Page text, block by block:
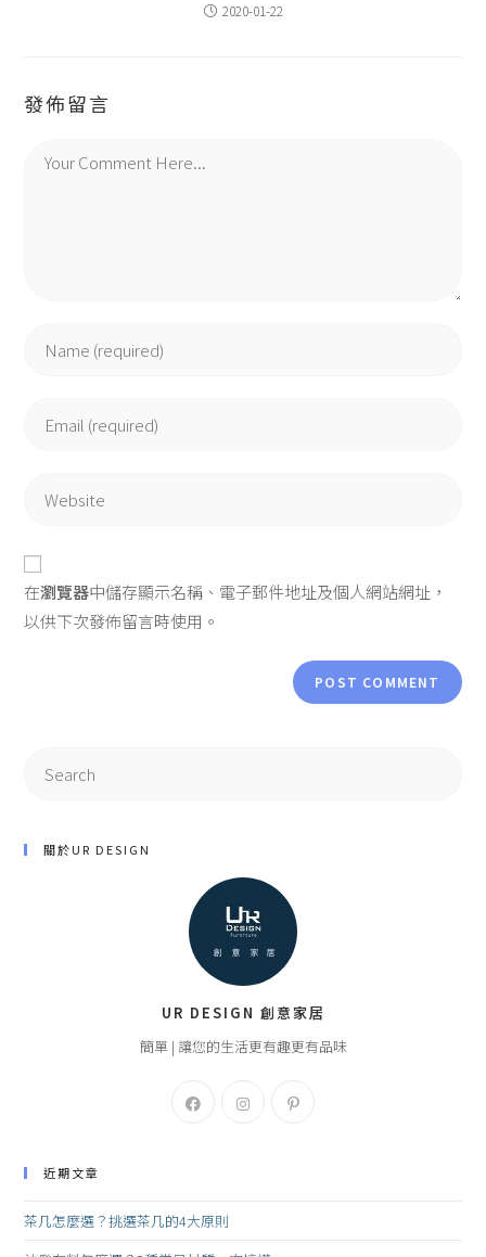
2020-01-22
發佈留言
Comment
URL
(optional)
在瀏覽器中儲存顯示名稱、電子郵件地址及個人網站網址，
以供下次發佈留言時使用。
for:
關於UR DESIGN
UR DESIGN 創意家居
簡單 | 讓您的生活更有趣更有品味
近期文章
茶几怎麼選？挑選茶几的4大原則